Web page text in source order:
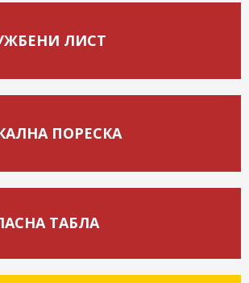
ЛИСТ
ПОРЕСКА
ТАБЛА